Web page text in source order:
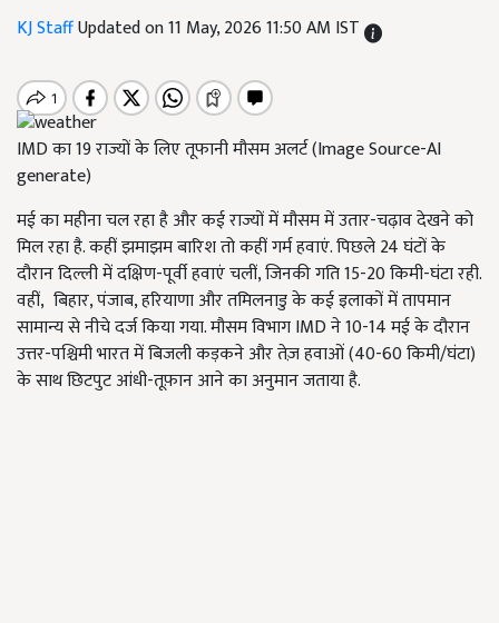
KJ StaffUpdated on 11 May, 2026 11:50 AM IST
IMD का 19 राज्यों के लिए तूफानी मौसम अलर्ट (Image Source-AI
generate)
मई का महीना चल रहा है और कई राज्यों में मौसम में उतार-चढ़ाव देखने को
मिल रहा है. कहीं झमाझम बारिश तो कहीं गर्म हवाएं. पिछले 24 घंटों के
दौरान दिल्ली में दक्षिण-पूर्वी हवाएं चलीं, जिनकी गति 15-20 किमी-घंटा रही.
वहीं, बिहार, पंजाब, हरियाणा और तमिलनाडु के कई इलाकों में तापमान
सामान्य से नीचे दर्ज किया गया. मौसम विभाग IMD ने 10-14 मई के दौरान
उत्तर-पश्चिमी भारत में बिजली कड़कने और तेज़ हवाओं (40-60 किमी/घंटा)
के साथ छिटपुट आंधी-तूफ़ान आने का अनुमान जताया है.